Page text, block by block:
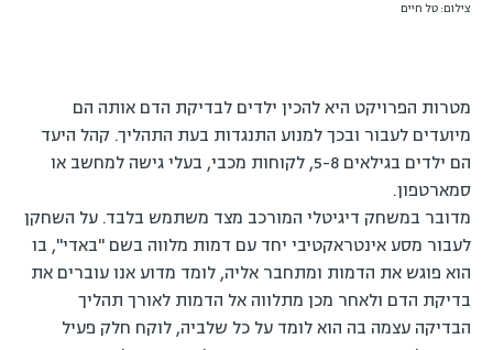
צילום: טל חיים
מטרות הפרויקט היא להכין ילדים לבדיקת הדם אותה הם
מיועדים לעבור ובכך למנוע התנגדות בעת התהליך. קהל היעד
הם ילדים בגילאים 5-8, לקוחות מכבי, בעלי גישה למחשב או
סמארטפון.
מדובר במשחק דיגיטלי המורכב מצד משתמש בלבד. על השחקן
לעבור מסע אינטראקטיבי יחד עם דמות מלווה בשם "באדי", בו
הוא פוגש את הדמות ומתחבר אליה, לומד מדוע אנו עוברים את
בדיקת הדם ולאחר מכן מתלווה אל הדמות לאורך תהליך
הבדיקה עצמה בה הוא לומד על כל שלביה, לוקח חלק פעיל